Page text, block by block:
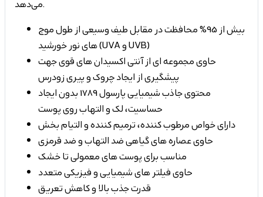
می‌دهد.
بیش از 95% محافظت در مقابل طیف وسیعی از طول موج
های نور خورشید (UVA و UVB)
حاوی مجموعه ای از آنتی اکسیدان های قوی جهت
پیشگیری از ایجاد چروک و پیری زودرس
محتوی جاذب شیمیایی پارسول 1789 بدون ایجاد
حساسیت، لک و التهاب روی پوست
دارای خواص مرطوب کننده، ترمیم کننده و التیام بخش
حاوی عصاره های گیاهی ضد التهاب و ضد قرمزی
مناسب برای پوست های معمولی تا خشک
حاوی فیلتر های شیمیایی و فیزیکی متعدد
قدرت جذب بالا و کاهش تعریق